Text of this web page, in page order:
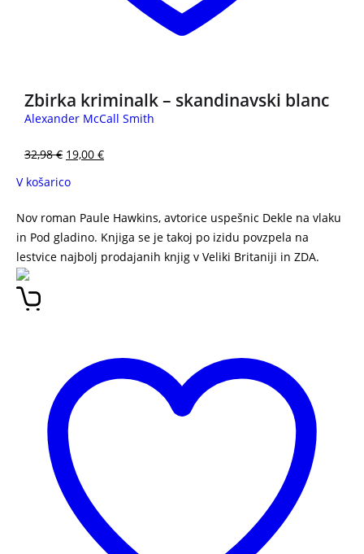
Zbirka kriminalk – skandinavski blanc
Alexander McCall Smith
32,98€ 19,00 €
V košarico
Nov roman Paule Hawkins, avtorice uspešnic Dekle na vlaku
in Pod gladino. Knjiga se je takoj po izidu povzpela na
lestvice najbolj prodajanih knjig v Veliki Britaniji in ZDA.